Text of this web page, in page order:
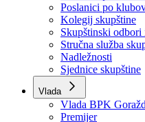
Skupština BPK
Rukovodstvo
Poslanici po
Poslanici po
Kolegij skupštine
Skupštinski odbori
Stručna služba
Nadležnosti
Sjednice skupštine